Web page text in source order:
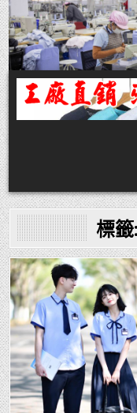
Skip
to
content
團體服
團體服製作,公司企業工作制
標籤:
Posted
in